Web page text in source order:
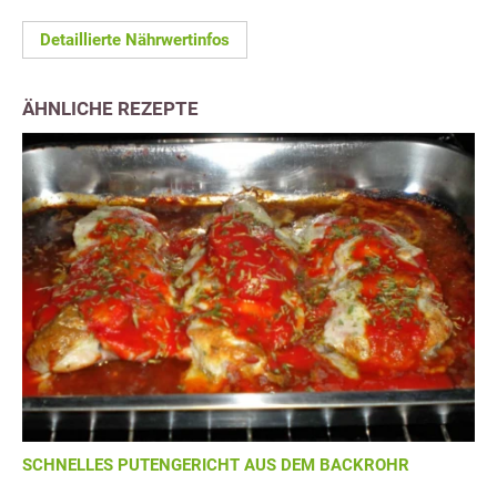
Detaillierte Nährwertinfos
ÄHNLICHE REZEPTE
SCHNELLES PUTENGERICHT AUS DEM BACKROHR